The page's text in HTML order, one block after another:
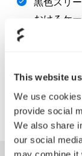
This website
We use
provide social
We also share
our social
may combine it
おけるケ
カラーは
サイズは